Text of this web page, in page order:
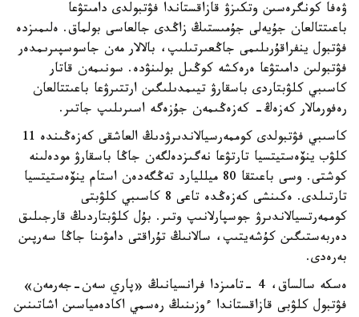
ۋەفا كونگرەسىن وتكىزۋ قازاقستاندا فۋتبولدى دامىتۋعا
باعىتتالعان جۇيەلى جۇمىستىڭ زاڭدى جالعاسى بولماق. ەلىمىزدە
فۋتبول ينفراقۇرىلىمى جاڭعىرتىلىپ، بالالار مەن جاسوسپىرىمدەر
فۋتبولىن دامىتۋعا ەرەكشە كوڭىل بولىنۋدە. سونىمەن قاتار
كاسىبي كلۋبتاردى باسقارۋ تيىمدىلىگىن ارتتىرۋعا باعىتتالعان
رەفورمالار كەزەڭ- كەزەڭىمەن جۇزەگە اسىرىلىپ جاتىر.
كاسىبي فۋتبولدى كوممەرسيالاندىرۋدىڭ العاشقى كەزەڭىندە 11
كلۋب ينۆەستيتسيا تارتۋعا نەگىزدەلگەن جاڭا باسقارۋ مودەلىنە
كوشتى. وسى باعىتقا 80 ميلليارد تەڭگەدەن استام ينۆەستيتسيا
تارتىلدى. ەكىنشى كەزەڭدە تاعى 8 كاسىبي كلۋبتى
كوممەرتسيالاندىرۋ جوسپارلانىپ وتىر. بۇل كلۋبتاردىڭ قارجىلىق
دەربەستىگىن كۇشەيتىپ، سالانىڭ تۇراقتى دامۋىنا جاڭا سەرپىن
بەرەدى.
ەسكە سالساق، 4 -تامىزدا فرانسيانىڭ «پاري سەن-جەرمەن»
فۋتبول كلۋبى قازاقستاندا ءوزىنىڭ رەسمي اكادەمياسىن اشاتىنىن